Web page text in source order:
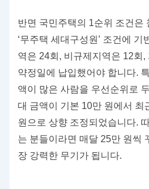
반면 국민주택의 1순위 조건은
‘무주택 세대구성원’ 조건에 기
역은 24회, 비규제지역은 12회,
약정일에 납입했어야 합니다.
액이 많은 사람을 우선순위로
대 금액이 기본 10만 원에서 최
원으로 상향 조정되었습니다.
는 분들이라면 매달 25만 원씩
장 강력한 무기가 됩니다.